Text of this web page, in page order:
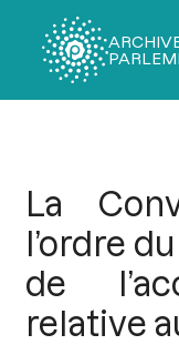
La
l’ordre
de
relative